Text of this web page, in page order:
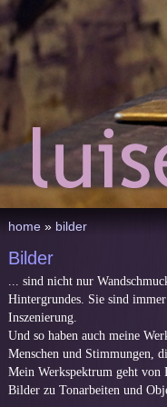
home» bilder
Bilder
... sind nicht nur
Hintergrundes. Sie sind
Inszenierung.
Und so haben auch meine
Menschen und Stimmungen,
Mein Werkspektrum geht von
Bilder zu Tonarbeiten und